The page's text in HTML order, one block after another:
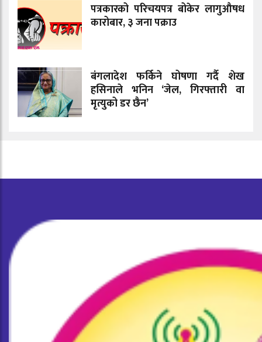
पत्रकारको परिचयपत्र बोकेर लागुऔषध
कारोबार, ३ जना पक्राउ
बंगलादेश फर्किने घोषणा गर्दै शेख
हसिनाले भनिन ‘जेल, गिरफ्तारी वा
मृत्युको डर छैन’